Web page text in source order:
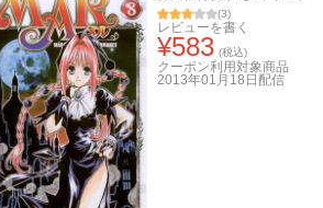
(3)
レビューを書く
¥583 (税込)
クーポン利用対象商品
2013年01月18日 配信